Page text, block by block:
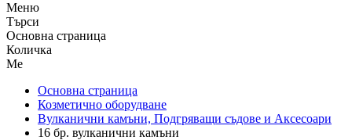
Меню
Търси
Основна страница
Количка
Me
Основна страница
Козметично оборудване
Вулканични камъни, Подгряващи съдове и Аксесоари
16 бр. вулканични камъни